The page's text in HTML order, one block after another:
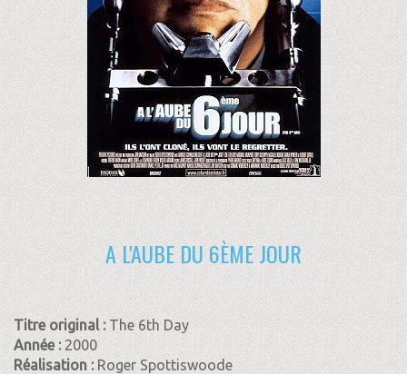
A L'AUBE DU 6ÈME JOUR
Titre original : The 6th Day
Année :2000
Réalisation : Roger Spottiswoode